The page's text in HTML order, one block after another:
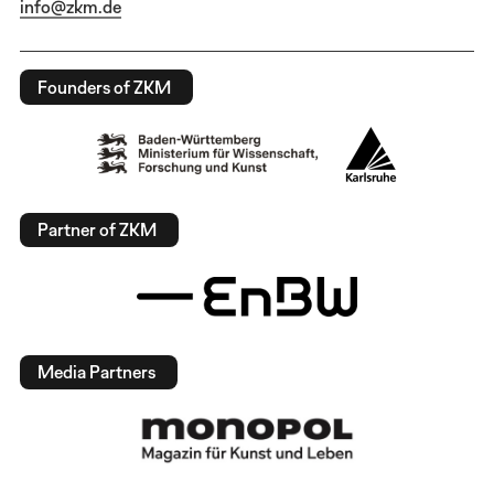
info@zkm.de
Founders of ZKM
Partner of ZKM
Media Partners